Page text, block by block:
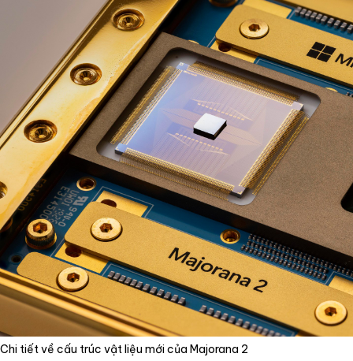
Chi tiết về cấu trúc vật liệu mới của Majorana 2